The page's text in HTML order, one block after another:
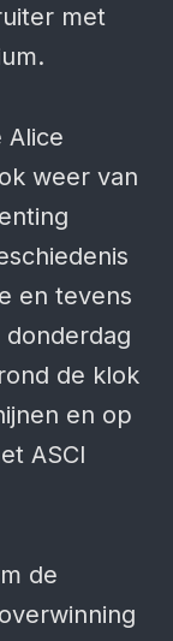
met
Alice
weer van
en tevens
de klok
en op
ASCI
de